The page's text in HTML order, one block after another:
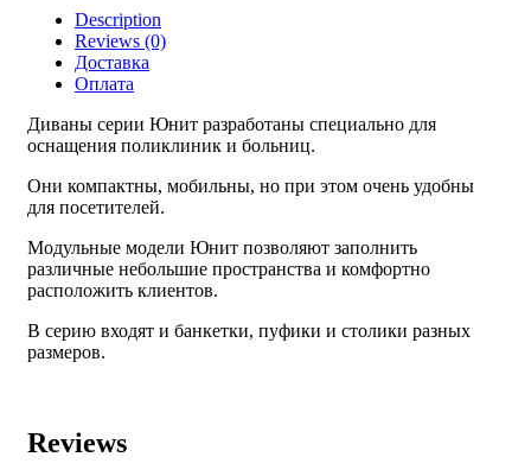
Description
Reviews (0)
Доставка
Оплата
Диваны серии Юнит разработаны специально для
оснащения поликлиник и больниц.
Они компактны, мобильны, но при этом очень удобны
для посетителей.
Модульные модели Юнит позволяют заполнить
различные небольшие пространства и комфортно
расположить клиентов.
В серию входят и банкетки, пуфики и столики разных
размеров.
Reviews